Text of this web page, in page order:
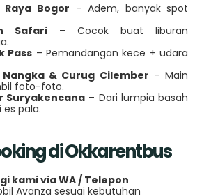
Raya Bogor – Adem, banyak spot
Safari– Cocok buat liburan
Pass – Pemandangan kece + udara
Nangka & Curug Cilember – Main
foto-foto.
Suryakencana– Dari lumpia basah
pala.
di Okkarentbus
kami via WA / Telepon
Avanza sesuai kebutuhan